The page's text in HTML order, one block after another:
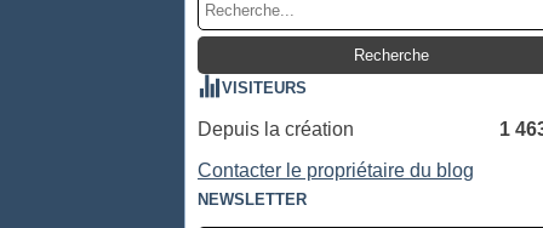
VISITEURS
Depuis la création
1
Contacter le propriétaire du blog
NEWSLETTER